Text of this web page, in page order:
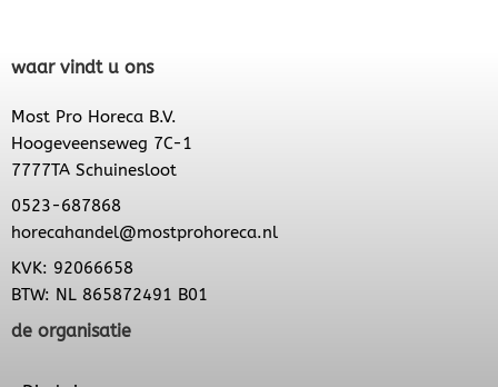
waar vindt u ons
Most Pro Horeca B.V.
Hoogeveenseweg 7C-1
7777TA Schuinesloot
0523-687868
horecahandel@mostprohoreca.nl
KVK: 92066658
BTW: NL 865872491 B01
de organisatie